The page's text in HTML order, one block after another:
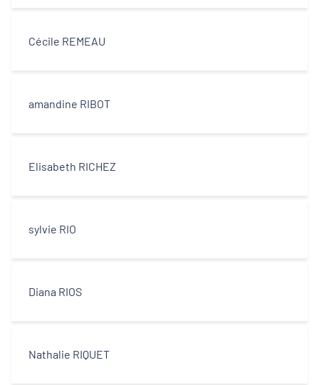
Cécile REMEAU
amandine RIBOT
Elisabeth RICHEZ
sylvie RIO
Diana RIOS
Nathalie RIQUET